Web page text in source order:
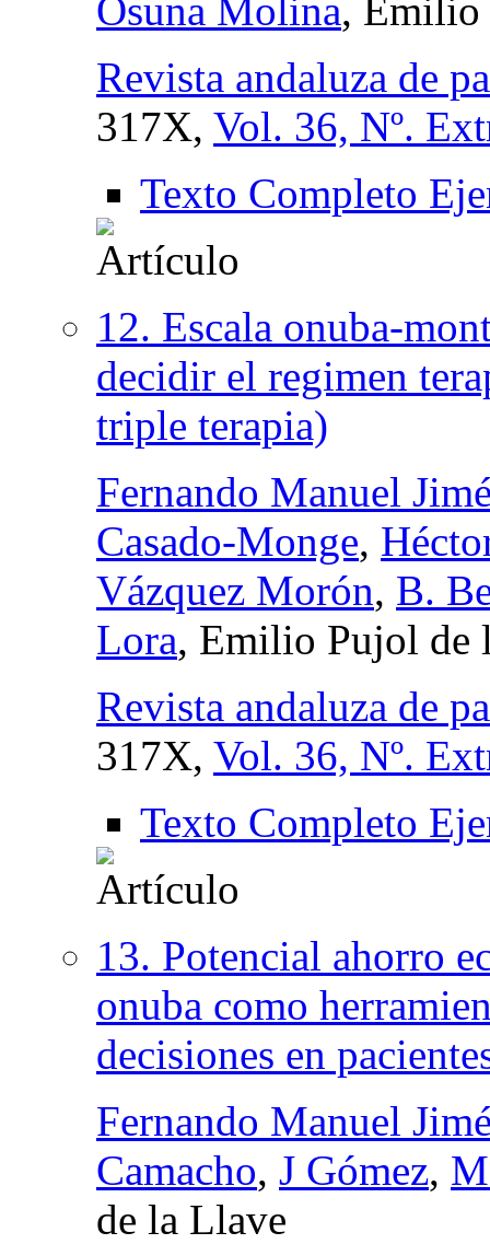
Osuna Molina, Emilio
Revista andaluza de
317X, Vol. 36, Nº.
Texto Completo
12. Escala onuba-
decidir el regimen
triple terapia)
Fernando Manuel
Casado-Monge,
Vázquez Morón, B.
Lora, Emilio Pujol de
Revista andaluza de
317X, Vol. 36, Nº.
Texto Completo
13. Potencial ahorro
onuba como
decisiones en
Fernando Manuel
Camacho, J Gómez,
de la Llave